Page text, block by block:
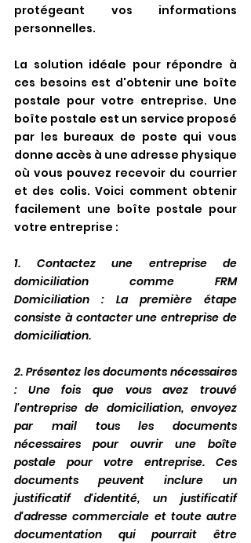
protégeant vos informations
personnelles.
La solution idéale pour répondre à
ces besoins est d'obtenir une boîte
postale pour votre entreprise. Une
boîte postale est un service proposé
par les bureaux de poste qui vous
donne accès à une adresse physique
où vous pouvez recevoir du courrier
et des colis. Voici comment obtenir
facilement une boîte postale pour
votre entreprise :
1. Contactez une entreprise de
domiciliation comme FRM
Domiciliation : La première étape
consiste à contacter une entreprise de
domiciliation.
2. Présentez les documents nécessaires
: Une fois que vous avez trouvé
l'entreprise de domiciliation, envoyez
par mail tous les documents
nécessaires pour ouvrir une boîte
postale pour votre entreprise. Ces
documents peuvent inclure un
justificatif d'identité, un justificatif
d'adresse commerciale et toute autre
documentation qui pourrait être